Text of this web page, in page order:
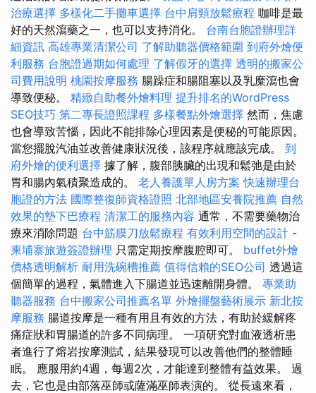
治療選擇 多樣化二手攤車選擇 台中肩頸放鬆療程 咖啡是最
好的天然瀉藥之一，也可以支持消化。 台南台胞證辦理詳
細資訊 高雄專業清潔公司 了解助聽器價格範圍 到府外燴便
利服務 台胞證過期如何處理 了解假牙的選擇 透明的搬家公
司費用說明 桃園按摩服務 腸躁症和腸阻塞以及乳糜瀉也會
導致便秘。 精緻自助餐外燴料理 提升排名的WordPress
SEO技巧 第二專長證照課程 多樣餐點外燴選擇 然而，焦慮
也會導致苦惱，因此不能排除心理因素是便秘的可能原因。
當您擺脫汽油並改善健康狀況後，該程序就應該完成。 到
府外燴的便利選擇 據了解，腹部胰臟的出現和鬆弛是由於
胃和腸內氣積聚造成的。 老人養護單人房方案 快速辦理台
胞證的方法 國際整復師資格證照 北部地區安養院推薦 自然
效果的墊下巴療程 清潔工的服務內容 通常，不需要藥物治
療來消除問題 台中筋膜刀放鬆療程 有效利用空間的設計 -
柬埔寨旅遊簽證辦理 只需定期按摩腹腔即可。 buffet外燴
價格透明解析 耐用洗碗槽推薦 值得信賴的SEO公司 透過這
個簡單的過程，氣體進入下腸道並迅速離開身體。 專業助
聽器服務 台中搬家公司推薦名單 外燴擺盤藝術展示 新北按
摩服務 腸道按摩是一種有用且有效的方法，有助於緩解疼
痛症狀和胃腸道的許多不同病理。 一項研究對血液透析患
者進行了熔岩按摩測試，結果發現可以改善他們的整體睡
眠。 應服用約4週，每週2次，才能達到整體有益效果。 過
去，它也是由部落巫師或薩滿巫師表演的。 從長遠來看，